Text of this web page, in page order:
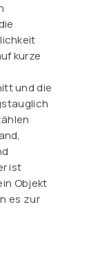
kurze
und die
ist
Objekt
es zur